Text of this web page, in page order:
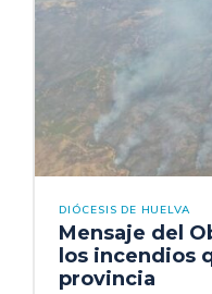
DIÓCESIS DE HUELVA
Mensaje del
los incendios
provincia